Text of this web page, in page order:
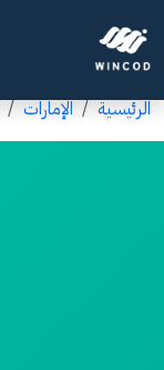
الرئيسية الإمارات